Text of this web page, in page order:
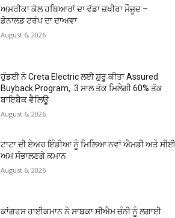
ਅਮਰੀਕਾ ਕੋਲ ਹਥਿਆਰਾਂ ਦਾ ਵੱਡਾ ਜ਼ਖੀਰਾ ਮੌਜੂਦ –
ਡੋਨਾਲਡ ਟਰੰਪ ਦਾ ਦਾਅਵਾ
August 6, 2026
ਹੁੰਡਈ ਨੇ Creta Electric ਲਈ ਸ਼ੁਰੂ ਕੀਤਾ Assured
Buyback Program, 3 ਸਾਲ ਤੱਕ ਮਿਲੇਗੀ 60% ਤੱਕ
ਬਾਇਬੈਕ ਵੈਲਿਊ
August 6, 2026
ਟਾਟਾ ਦੀ ਏਅਰ ਇੰਡੀਆ ਨੂੰ ਮਿਲਿਆ ਨਵਾਂ ਐਮਡੀ ਅਤੇ
ਅਮ ਸੰਭਾਲਣਗੇ ਕਮਾਨ
August 6, 2026
ਕਾਂਗਰਸ ਹਾਈਕਮਾਨ ਨੇ ਸਾਬਕਾ ਸੀਐਮ ਚੰਨੀ ਨੂੰ ਲਗਾਈ